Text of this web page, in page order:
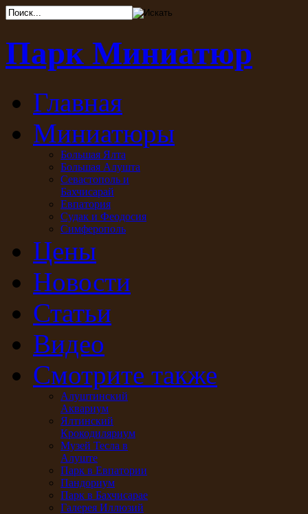
Парк Миниатюр
Главная
Миниатюры
Большая Ялта
Большая Алушта
Севастополь и
Бахчисарай
Евпатория
Судак и Феодосия
Симферополь
Цены
Новости
Статьи
Видео
Смотрите также
Алуштинский
Аквариум
Ялтинский
Крокодиляриум
Музей Тесла в
Алуште
Парк в Евпатории
Пандориум
Парк в Бахчисарае
Галерея Иллюзий